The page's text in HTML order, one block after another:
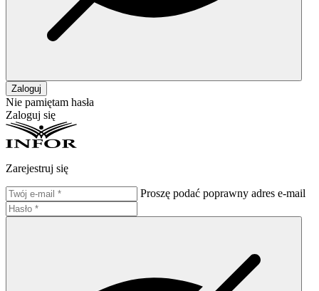
Zaloguj
Nie pamiętam hasła
Zaloguj się
Zarejestruj się
Proszę podać poprawny adres e-mail